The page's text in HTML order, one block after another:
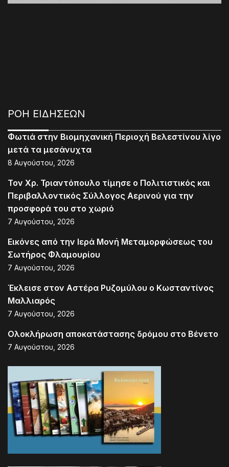
ΡΟΗ ΕΙΔΗΣΕΩΝ
Φωτιά στην Βιομηχανική Περιοχή Βελεστίνου λίγο
μετά τα μεσάνυχτα
8 Αυγούστου, 2026
Τον Χρ. Τριαντόπουλο τίμησε ο Πολιτιστικός και
Περιβαλλοντικός Σύλλογος Αερινού για την
προσφορά του στο χωριό
7 Αυγούστου, 2026
Εικόνες από την Ιερά Μονή Μεταμορφώσεως του
Σωτήρος Φλαμουρίου
7 Αυγούστου, 2026
Έκλεισε στον Αστέρα Ρυζομύλου ο Κωσταντίνος
Μαλλιαρός
7 Αυγούστου, 2026
Ολοκλήρωση αποκατάστασης δρόμου στο Βένετο
7 Αυγούστου, 2026